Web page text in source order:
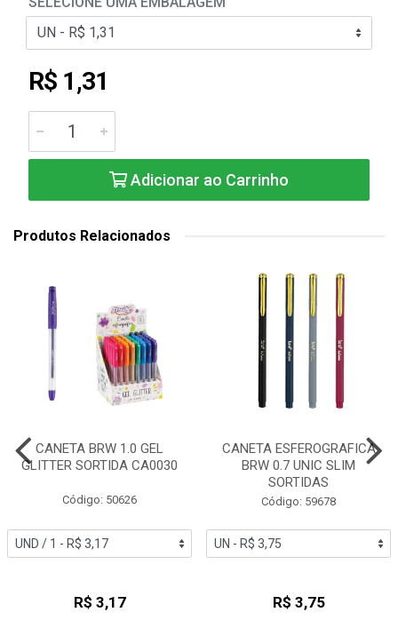
R$ 1,31
Adicionar ao Carrinho
Produtos Relacionados
CANETA BRW 1.0 GEL
GLITTER SORTIDA CA0030
Código: 50626
R$ 3,17
CANETA ESFEROGRAFICA
BRW 0.7 UNIC SLIM
SORTIDAS
Código: 59678
R$ 3,75